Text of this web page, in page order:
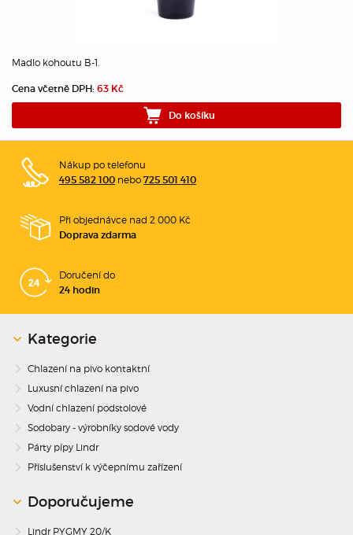
Madlo kohoutu B-1.
Cena včetně DPH: 63 Kč
Do košíku
Nákup po telefonu
495 582 100 nebo 725 501 410
Při objednávce nad 2 000 Kč
Doprava zdarma
Doručení do
24 hodin
Kategorie
Chlazení na pivo kontaktní
Luxusní chlazení na pivo
Vodní chlazení podstolové
Sodobary - výrobníky sodové vody
Párty pípy Lindr
Příslušenství k výčepnímu zařízení
Doporučujeme
Lindr PYGMY 20/K